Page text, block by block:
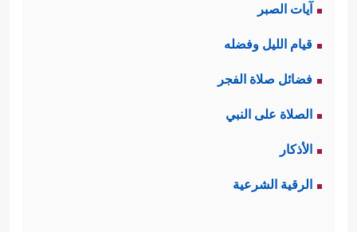
آيات الصبر
قيام الليل وفضله
فضائل صلاة الفجر
الصلاة على النبي
الأذكار
الرقية الشرعية